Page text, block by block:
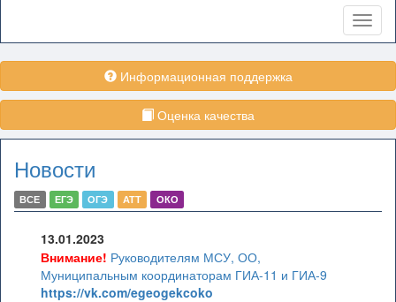
Меню
Информационная поддержка
Оценка качества
Новости
ВСЕ ЕГЭ ОГЭ АТТ ОКО
13.01.2023
Внимание! Руководителям МСУ, ОО,
Муниципальным координаторам ГИА-11 и ГИА-9
https://vk.com/egeogekcoko